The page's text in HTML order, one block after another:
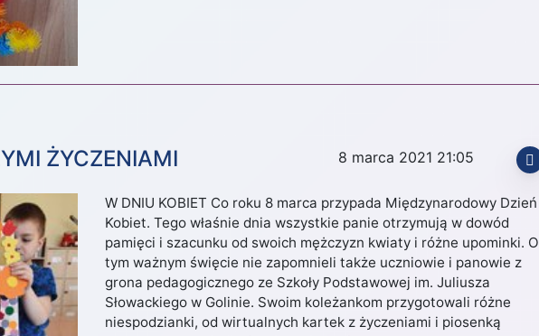
ŻYCZENIAMI 8 marca 2021 21:05
W DNIU KOBIET Co roku 8 marca przypada Międzynarodowy Dzień
Kobiet. Tego właśnie dnia wszystkie panie otrzymują w dowód
pamięci i szacunku od swoich mężczyzn kwiaty i różne upominki. O
tym ważnym święcie nie zapomnieli także uczniowie i panowie z
grona pedagogicznego ze Szkoły Podstawowej im. Juliusza
Słowackiego w Golinie. Swoim koleżankom przygotowali różne
niespodzianki, od wirtualnych kartek z życzeniami i piosenką